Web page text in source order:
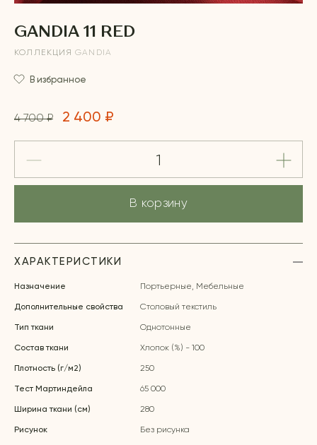
GANDIA 11 RED
КОЛЛЕКЦИЯ GANDIA
В избранное
4 700 ₽ 2 400 ₽
В корзину
ХАРАКТЕРИСТИКИ
Назначение Портьерные, Мебельные
Дополнительные свойства Столовый текстиль
Тип ткани Однотонные
Состав ткани Хлопок (%) - 100
Плотность (г/м2) 250
Тест Мартиндейла 65 000
Ширина ткани (см) 280
Рисунок Без рисунка